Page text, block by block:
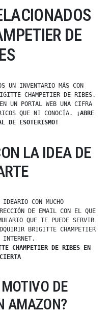
DE
UN INVENTARIO MÁS CON
CHAMPETIER DE RIBES.
UN PORTAL WEB UNA CIFRA
QUE NI CONOCÍA.
¡ABRE
DE ESOTERISMO!
LA IDEA DE
IDEARIO CON MUCHO
DE EMAIL CON EL QUE
QUE TE PUEDE SERVIR
BRIGITTE CHAMPETIER
INTERNET.
CHAMPETIER DE RIBES EN
DE
AMAZON?